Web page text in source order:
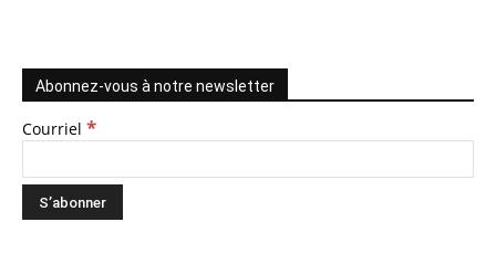
Abonnez-vous à notre newsletter
Courriel *